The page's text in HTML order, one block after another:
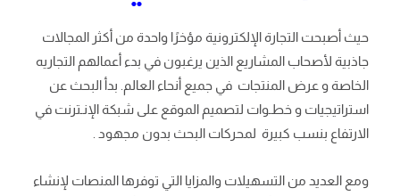
حيث أصبحت التجارة الإلكترونية مؤخرًا واحدة من أكثر المجالات
جاذبية لأصحاب المشاريع الذين يرغبون في بدء أعمالهم التجاريه
الخاصة و عرض المنتجات في جميع أنحاء العالم. بدأ البحث عن
استراتيجيات و خطـوات لتصميم الموقع على شبكة الإنـترنت في
الارتفاع بنسب كبيرة لمحركات البحث بدون مجهود .
ومع العديد من التسهيلات والمزايا التي توفرها المنصات لإنشاء